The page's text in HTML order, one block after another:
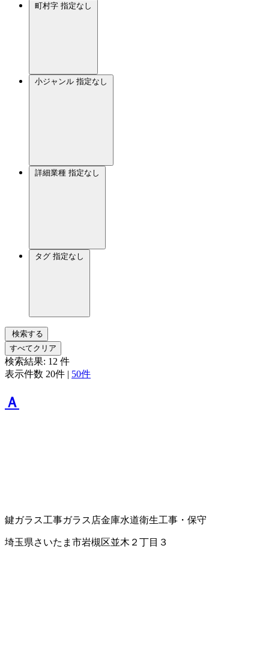
町村字 指定なし
小ジャンル 指定なし
詳細業種 指定なし
タグ 指定なし
検索する
すべてクリア
検索結果: 12 件
表示件数 20件 | 50件
Ａ
鍵ガラス工事ガラス店金庫水道衛生工事・保守
埼玉県さいたま市岩槻区並木２丁目３